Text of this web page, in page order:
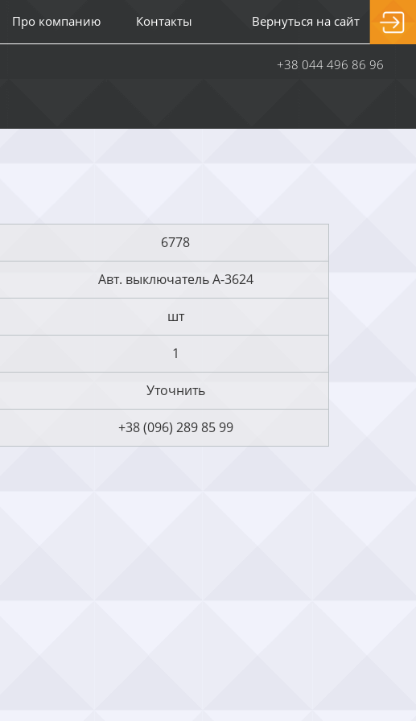
Про компанию Контакты Вернуться на сайт
+38 044 496 86 96
6778
Авт. выключатель А-3624
шт
1
Уточнить
+38 (096) 289 85 99